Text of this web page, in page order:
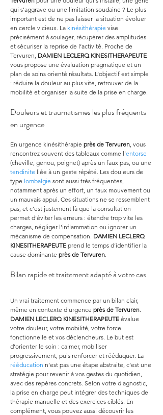
qui s’aggrave ou une limitation soudaine ? Le plus
important est de ne pas laisser la situation évoluer
en cercle vicieux. La kinésithérapie vise
précisément à soulager, récupérer des amplitudes
et sécuriser la reprise de l’activité. Proche de
Tervuren, DAMIEN LECLERQ KINESITHERAPEUTE
vous propose une évaluation pragmatique et un
plan de soins orienté résultats. L’objectif est simple
: réduire la douleur au plus vite, retrouver de la
mobilité et organiser la suite de la prise en charge.
Douleurs et traumatismes les plus fréquents
en urgence
En urgence kinésithérapie près de Tervuren, vous
rencontrez souvent des tableaux comme l’entorse
(cheville, genou, poignet) après un faux pas, ou une
tendinite liée à un geste répété. Les douleurs de
type lombalgie sont aussi très fréquentes,
notamment après un effort, un faux mouvement ou
un mauvais appui. Ces situations ne se ressemblent
pas, et c’est justement là que la consultation
permet d’éviter les erreurs : étendre trop vite les
charges, négliger l’inflammation ou ignorer un
mécanisme de compensation. DAMIEN LECLERQ
KINESITHERAPEUTE prend le temps d’identifier la
cause dominante près de Tervuren.
Bilan rapide et traitement adapté à votre cas
Un vrai traitement commence par un bilan clair,
même en contexte d’urgence près de Tervuren.
DAMIEN LECLERQ KINESITHERAPEUTE évalue
votre douleur, votre mobilité, votre force
fonctionnelle et vos déclencheurs. Le but est
d’orienter le soin : calmer, mobiliser
progressivement, puis renforcer et rééduquer. La
rééducation n’est pas une étape abstraite, c’est une
stratégie pour revenir à vos gestes du quotidien,
avec des repères concrets. Selon votre diagnostic,
la prise en charge peut intégrer des techniques de
thérapie manuelle et des exercices ciblés. En
complément, vous pouvez aussi découvrir les